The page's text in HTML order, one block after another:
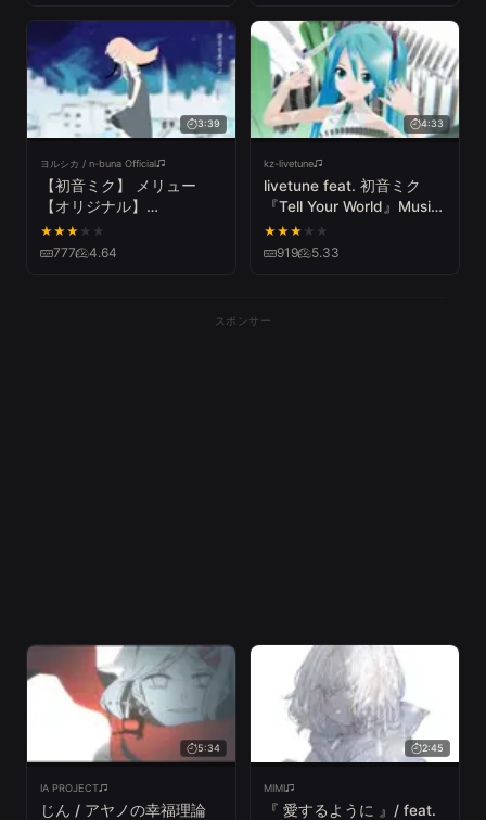
3:39
ヨルシカ / n-buna Official
【初音ミク】 メリュー
【オリジナル】
HatsuneMiku - Meru
★★★ ★ ★
777 4.64
4:33
kz-livetune
livetune feat. 初音ミク
『Tell Your World』Music
Video
★★★ ★ ★
919 5.33
スポンサー
5:34
IA PROJECT
じん / アヤノの幸福理論
2:45
MIMI
『 愛するように 』/ feat.